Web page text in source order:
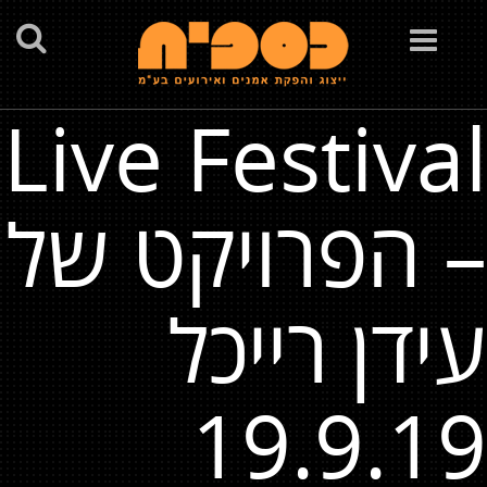
Toggle
navigation
Live Festival
– הפרויקט של
עידן רייכל
19.9.19